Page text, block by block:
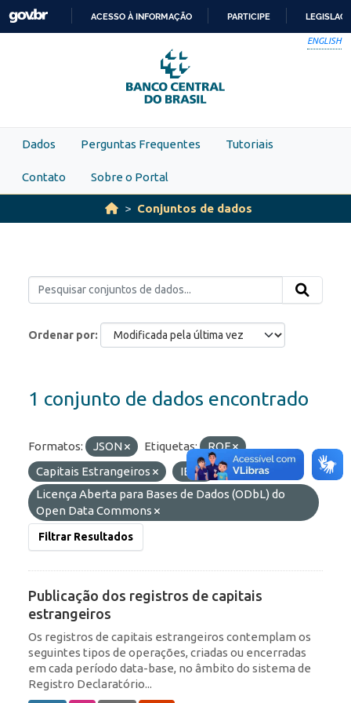
Skip to main content
PARA
O
CONTEÚDO
ACESSO À INFORMAÇÃO PARTICIPE
ENGLISH
Dados Perguntas Frequentes Tutoriais
Contato Sobre o Portal
Conjuntos de dados
Ordenar por
1 conjunto de dados encontrado
Formatos: JSON Etiquetas:
ROF
Capitais Estrangeiros
IED
Licenças:
Licença Aberta para Bases de Dados (ODbL) do
Open Data Commons
Filtrar Resultados
Publicação dos registros de capitais
estrangeiros
Os registros de capitais estrangeiros contemplam os
seguintes tipos de operações, criadas ou encerradas
em cada período data-base, no âmbito do sistema de
Registro Declaratório...